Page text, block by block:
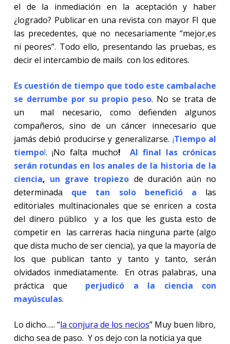
el de la inmediación en la aceptación y haber
¿logrado? Publicar en una revista con mayor FI que
las precedentes, que no necesariamente “mejor,es
ni peores”. Todo ello, presentando las pruebas, es
decir el intercambio de mails con los editores.
Es cuestión de tiempo que todo este cambalache
se derrumbe por su propio peso. No se trata de
un
mal necesario, como defienden algunos
compañeros, sino de un cáncer innecesario que
jamás debió producirse y generalizarse. ¡Tiempo al
tiempo!. ¡No falta mucho!
Al final las crónicas
serán rotundas en los anales de la historia de la
ciencia, un grave tropiezo de duración aún no
determinada que tan solo benefició a las
editoriales multinacionales que se enricen a costa
del dinero público
y a los que les gusta esto de
competir en las carreras hacia ninguna parte (algo
que dista mucho de ser ciencia), ya que la mayoría de
los que publican tanto y tanto y tanto, serán
olvidados inmediatamente.
En otras palabras, una
práctica que perjudicó a la ciencia con
mayúsculas.
Lo dicho….. “la conjura de los necios” Muy buen libro,
dicho sea de paso. Y os dejo con la noticia ya que